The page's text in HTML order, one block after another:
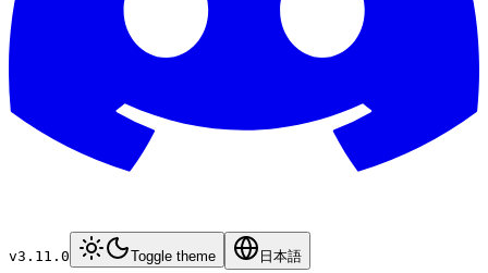
v3.11.0 Toggle theme 日本語